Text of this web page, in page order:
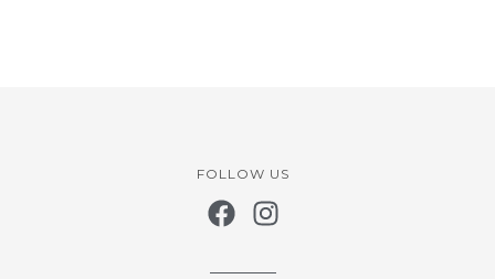
FOLLOW US